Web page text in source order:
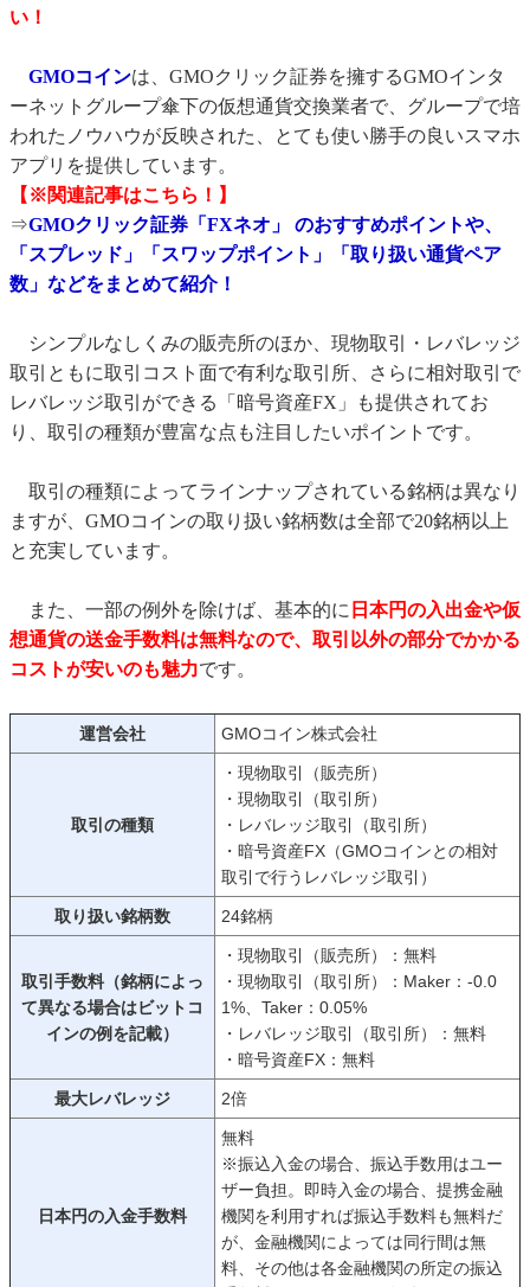
い！
GMOコインは、GMOクリック証券を擁するGMOインタ
ーネットグループ傘下の仮想通貨交換業者で、グループで培
われたノウハウが反映された、とても使い勝手の良いスマホ
アプリを提供しています。
【※関連記事はこちら！】
⇒GMOクリック証券「FXネオ」 のおすすめポイントや、
「スプレッド」「スワップポイント」「取り扱い通貨ペア
数」などをまとめて紹介！
シンプルなしくみの販売所のほか、現物取引・レバレッジ
取引ともに取引コスト面で有利な取引所、さらに相対取引で
レバレッジ取引ができる「暗号資産FX」も提供されてお
り、取引の種類が豊富な点も注目したいポイントです。
取引の種類によってラインナップされている銘柄は異なり
ますが、GMOコインの取り扱い銘柄数は全部で20銘柄以上
と充実しています。
また、一部の例外を除けば、基本的に 日本円の入出金や仮
想通貨の送金手数料は無料なので、取引以外の部分でかかる
コストが安いのも魅力です。
運営会社 GMOコイン株式会社
取引の種類
・現物取引（販売所）
・現物取引（取引所）
・レバレッジ取引（取引所）
・暗号資産FX（GMOコインとの相対
取引で行うレバレッジ取引）
取り扱い銘柄数 24銘柄
取引手数料（銘柄によっ
て異なる場合はビットコ
インの例を記載）
・現物取引（販売所）：無料
・現物取引（取引所）：Maker：-0.0
1%、Taker：0.05%
・レバレッジ取引（取引所）：無料
・暗号資産FX：無料
最大レバレッジ 2倍
日本円の入金手数料
無料
※振込入金の場合、振込手数用はユー
ザー負担。即時入金の場合、提携金融
機関を利用すれば振込手数料も無料だ
が、金融機関によっては同行間は無
料、その他は各金融機関の所定の振込